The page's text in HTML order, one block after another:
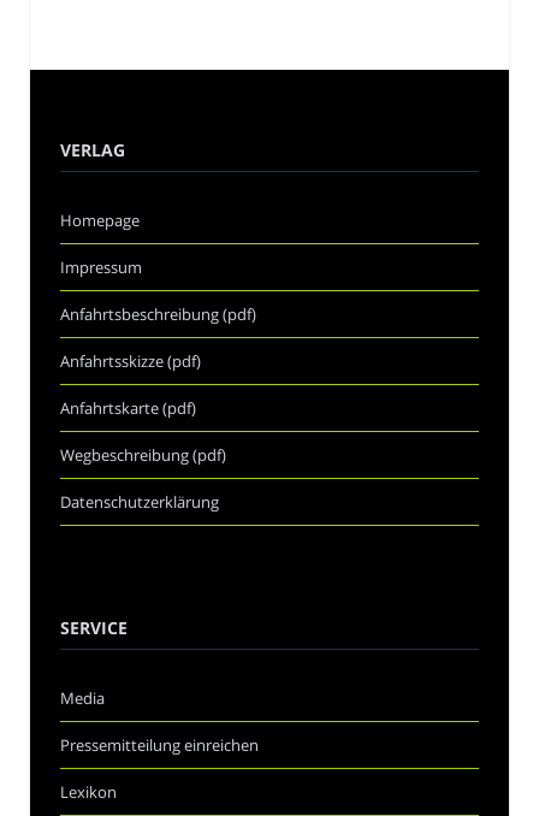
VERLAG
Homepage
Impressum
Anfahrtsbeschreibung (pdf)
Anfahrtsskizze (pdf)
Anfahrtskarte (pdf)
Wegbeschreibung (pdf)
Datenschutzerklärung
SERVICE
Media
Pressemitteilung einreichen
Lexikon